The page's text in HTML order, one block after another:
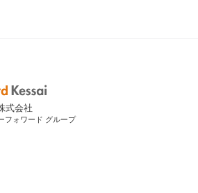
式会社
フォワード グループ